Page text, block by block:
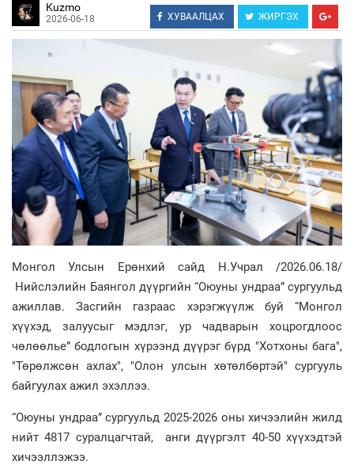
Kuzmo
2026-06-18 ХУВААЛЦАХ ЖИРГЭХ
Монгол Улсын Ерөнхий сайд Н.Учрал /2026.06.18/
Нийслэлийн Баянгол дүүргийн “Оюуны ундраа” сургуульд
ажиллав. Засгийн газраас хэрэгжүүлж буй “Монгол
хүүхэд, залуусыг мэдлэг, ур чадварын хоцрогдлоос
чөлөөлье” бодлогын хүрээнд дүүрэг бүрд "Хотхоны бага",
"Төрөлжсөн ахлах", "Олон улсын хөтөлбөртэй" сургууль
байгуулах ажил эхэллээ.
“Оюуны ундраа” сургуульд 2025-2026 оны хичээлийн жилд
нийт 4817 суралцагчтай, анги дүүргэлт 40-50 хүүхэдтэй
хичээллэжээ.